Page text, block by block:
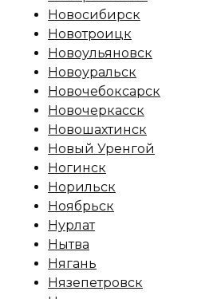
Новосибирск
Новотроицк
Новоульяновск
Новоуральск
Новочебоксарск
Новочеркасск
Новошахтинск
Новый Уренгой
Ногинск
Норильск
Ноябрьск
Нурлат
Нытва
Нягань
Нязепетровск